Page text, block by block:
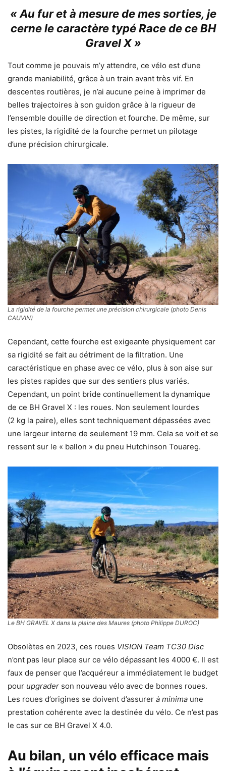
« Au fur et à mesure de mes sorties, je
cerne le caractère typé Race de ce BH
Gravel X »
Tout comme je pouvais m’y attendre, ce vélo est d’une
grande maniabilité, grâce à un train avant très vif. En
descentes routières, je n’ai aucune peine à imprimer de
belles trajectoires à son guidon grâce à la rigueur de
l’ensemble douille de direction et fourche. De même, sur
les pistes, la rigidité de la fourche permet un pilotage
d’une précision chirurgicale.
La rigidité de la fourche permet une précision chirurgicale (photo Denis
CAUVIN)
Cependant, cette fourche est exigeante physiquement car
sa rigidité se fait au détriment de la filtration. Une
caractéristique en phase avec ce vélo, plus à son aise sur
les pistes rapides que sur des sentiers plus variés.
Cependant, un point bride continuellement la dynamique
de ce BH Gravel X : les roues. Non seulement lourdes
(2 kg la paire), elles sont techniquement dépassées avec
une largeur interne de seulement 19 mm. Cela se voit et se
ressent sur le « ballon » du pneu Hutchinson Touareg.
Le BH GRAVEL X dans la plaine des Maures (photo Philippe DUROC)
Obsolètes en 2023, ces roues VISION Team TC30 Disc
n’ont pas leur place sur ce vélo dépassant les 4000 €. Il est
faux de penser que l’acquéreur a immédiatement le budget
pour upgrader son nouveau vélo avec de bonnes roues.
Les roues d’origines se doivent d’assurer à minima une
prestation cohérente avec la destinée du vélo. Ce n’est pas
le cas sur ce BH Gravel X 4.0.
Au bilan, un vélo efficace mais